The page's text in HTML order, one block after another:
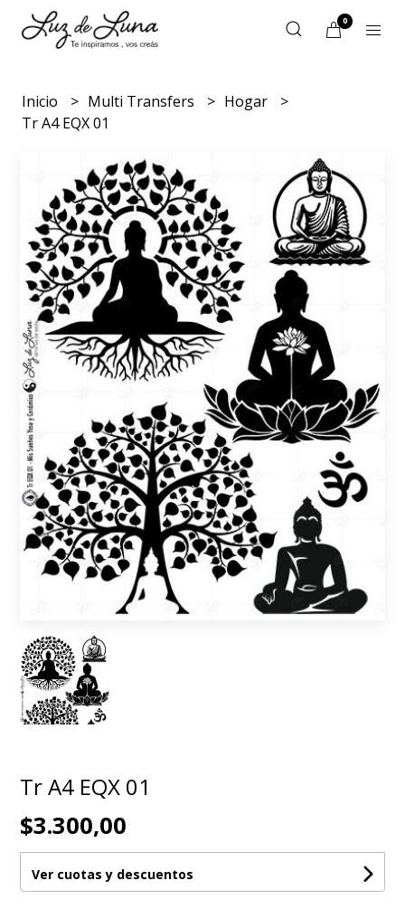
0
Inicio Multi Transfers
Hogar
Tr A4 EQX 01
Tr A4 EQX 01
$3.300,00
Ver cuotas y descuentos